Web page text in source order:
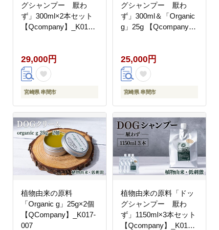
グシャンプー 厭わ
ず」300ml×2本セット
【Qcompany】_K017-
29,000円
宮崎県 串間市
グシャンプー 厭わ
ず」300ml＆「Organic
g」25g 【Qcompany】
25,000円
宮崎県 串間市
植物由来の原料
「Organic g」25g×2個
【QCompany】_K017-
007
植物由来の原料「ドッ
グシャンプー 厭わ
ず」1150ml×3本セット
【Qcompany】_K017-